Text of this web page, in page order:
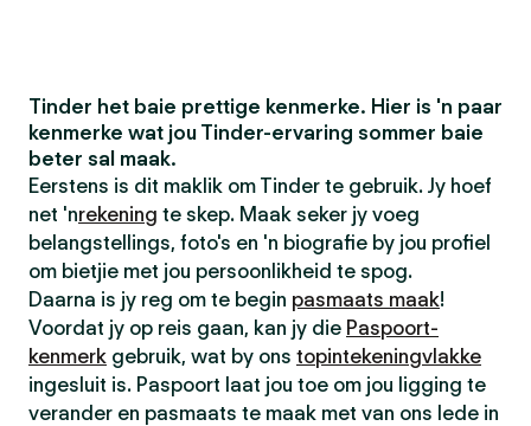
Tinder het baie prettige kenmerke. Hier is 'n paar
kenmerke wat jou Tinder-ervaring sommer baie
beter sal maak.
Eerstens is dit maklik om Tinder te gebruik. Jy hoef
net 'nrekening te skep. Maak seker jy voeg
belangstellings, foto's en 'n biografie by jou profiel
om bietjie met jou persoonlikheid te spog.
Daarna is jy reg om te begin pasmaats maak!
Voordat jy op reis gaan, kan jy die Paspoort-
kenmerk gebruik, wat by ons topintekeningvlakke
ingesluit is. Paspoort laat jou toe om jou ligging te
verander en pasmaats te maak met van ons lede in